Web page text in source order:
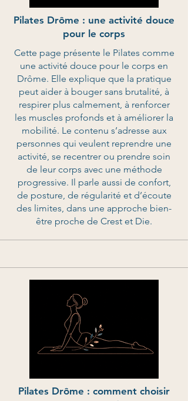
Pilates Drôme : une activité douce
pour le corps
Cette page présente le Pilates comme
une activité douce pour le corps en
Drôme. Elle explique que la pratique
peut aider à bouger sans brutalité, à
respirer plus calmement, à renforcer
les muscles profonds et à améliorer la
mobilité. Le contenu s’adresse aux
personnes qui veulent reprendre une
activité, se recentrer ou prendre soin
de leur corps avec une méthode
progressive. Il parle aussi de confort,
de posture, de régularité et d’écoute
des limites, dans une approche bien-
être proche de Crest et Die.
Pilates Drôme : comment choisir